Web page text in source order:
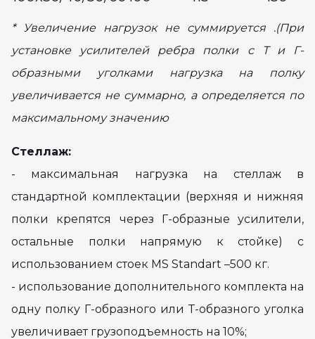
* Увеличение нагрузок не суммируется .(При
установке усилителей ребра полки с Т и Г-
образными уголками нагрузка на полку
увеличивается не суммарно, а определяется по
максимальному значению
Стеллаж:
- максимальная нагрузка на стеллаж в
стандартной комплектации (верхняя и нижняя
полки крепятся через Г-образные усилители,
остальные полки напрямую к стойке) с
использованием стоек MS Standart –500 кг.
- использование дополнительного комплекта на
одну полку Г-образного или Т-образного уголка
увеличивает грузоподъемность на 10%;